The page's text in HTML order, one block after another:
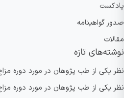
پادکست
صدور گواهینامه
مقالات
نوشته‌های تازه
نظر یکی از طب پژوهان در مورد دوره
نظر یکی از طب پژوهان در مورد دوره